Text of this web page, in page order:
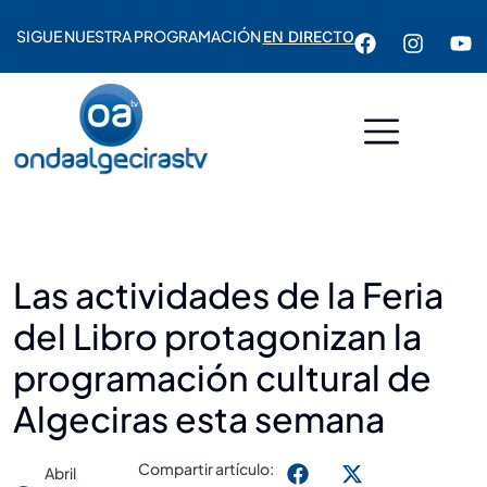
SIGUE NUESTRA PROGRAMACIÓNEN DIRECTO
Las actividades de la Feria
del Libro protagonizan la
programación cultural de
Algeciras esta semana
Abril
Compartir artículo: